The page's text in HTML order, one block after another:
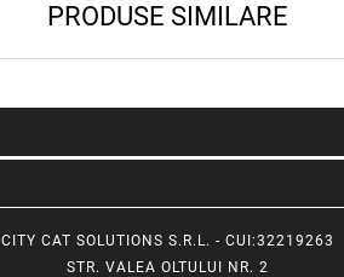
PRODUSE SIMILARE
CITY CAT SOLUTIONS S.R.L. - CUI:32219263
STR. VALEA OLTULUI NR. 2